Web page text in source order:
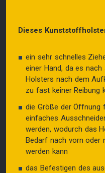
Dieses
ein sehr schnelles
einer Hand, da es
Holsters nach dem
zu fast keiner Reibung
die Größe der Öffnung
einfaches
werden, wodurch das
Bedarf nach vorn oder
werden kann
das Befestigen des